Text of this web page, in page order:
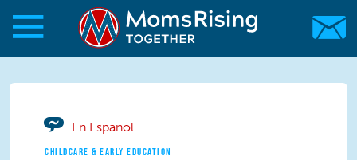
Skip to main content
Skip to main content
MomsRising.org
En Espanol
CHILDCARE & EARLY EDUCATION